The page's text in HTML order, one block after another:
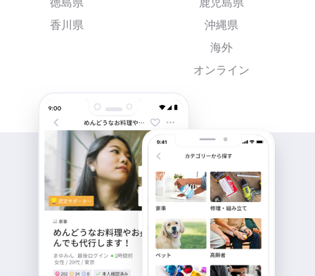
徳島県
香川県
鹿児島県
沖縄県
海外
オンライン